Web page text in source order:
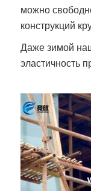
можно
конструкций
Даже зимой
эластичность